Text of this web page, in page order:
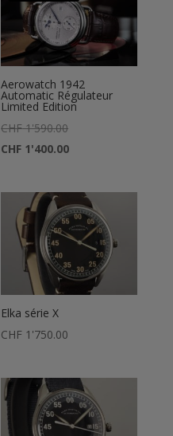
Aerowatch 1942
Automatic Régulateur
Limited Edition
CHF1'590.00Le
prix
était :
CHF 1'590.00.
CHF 1'400.00Le
actuel
est :
CHF 1'400.00.
Elka série X
CHF 1'750.00